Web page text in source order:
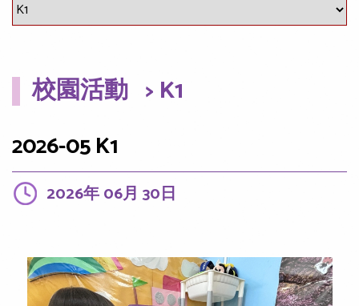
校園活動 > K1
2026-05 K1
2026年 06月 30日